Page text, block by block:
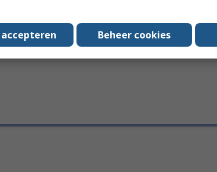
Load Limit 20kg
50mm
Beheer cookies